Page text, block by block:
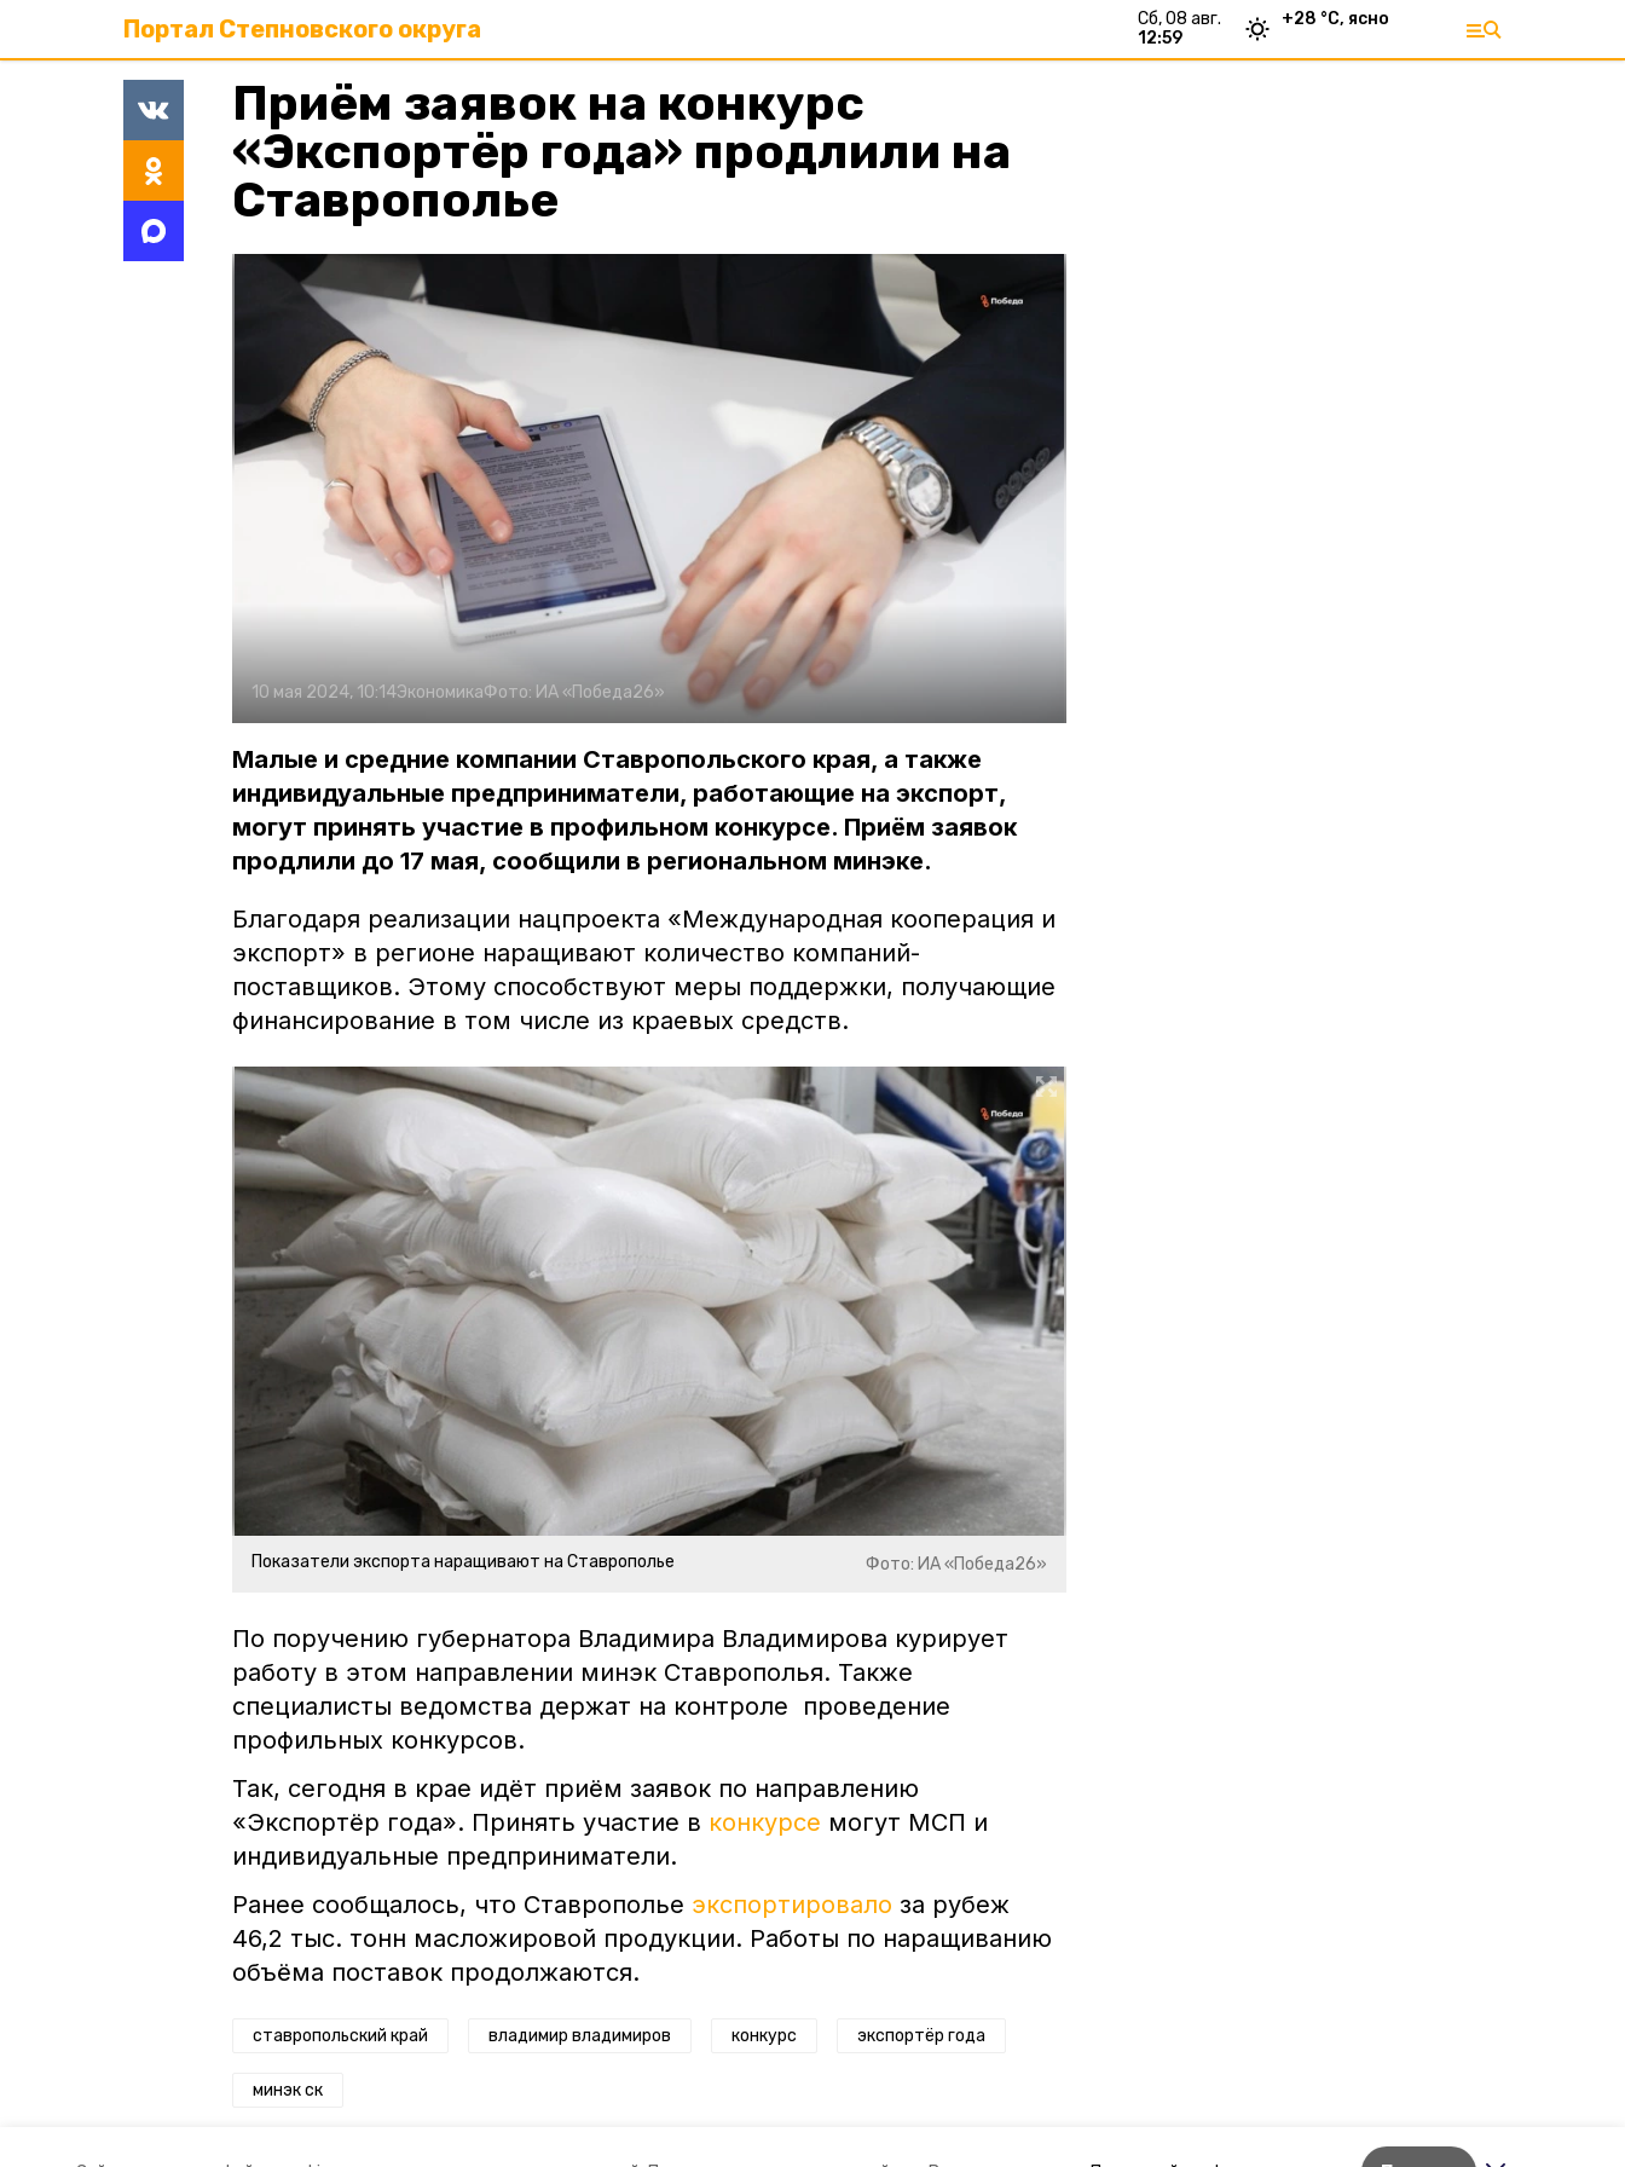
Портал Степновского округа
сб, 08 авг.
12:59
+28 °С, ясно
Приём заявок на конкурс
«Экспортёр года» продлили на
Ставрополье
10 мая 2024, 10:14ЭкономикаФото: ИА «Победа26»
Малые и средние компании Ставропольского края, а также
индивидуальные предприниматели, работающие на экспорт,
могут принять участие в профильном конкурсе. Приём заявок
продлили до 17 мая, сообщили в региональном минэке.
Благодаря реализации нацпроекта «Международная кооперация и
экспорт» в регионе наращивают количество компаний-
поставщиков. Этому способствуют меры поддержки, получающие
финансирование в том числе из краевых средств.
Показатели экспорта наращивают на Ставрополье Фото: ИА «Победа26»
По поручению губернатора Владимира Владимирова курирует
работу в этом направлении минэк Ставрополья. Также
специалисты ведомства держат на контроле проведение
профильных конкурсов.
Так, сегодня в крае идёт приём заявок по направлению
«Экспортёр года». Принять участие в конкурсе могут МСП и
индивидуальные предприниматели.
Ранее сообщалось, что Ставрополье экспортировало за рубеж
46,2 тыс. тонн масложировой продукции. Работы по наращиванию
объёма поставок продолжаются.
ставропольский край владимир владимиров конкурс экспортёр года
минэк ск